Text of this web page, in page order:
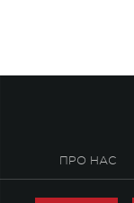
ПРО НАС